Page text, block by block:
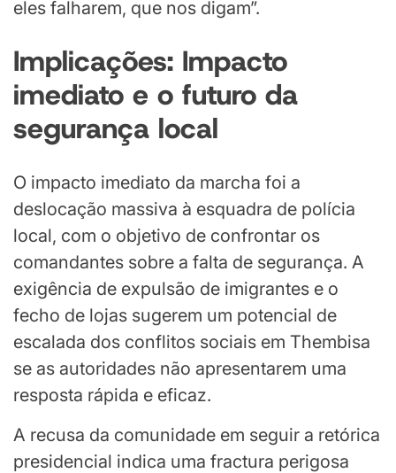
eles falharem, que nos digam”.
Implicações: Impacto
imediato e o futuro da
segurança local
O impacto imediato da marcha foi a
deslocação massiva à esquadra de polícia
local, com o objetivo de confrontar os
comandantes sobre a falta de segurança. A
exigência de expulsão de imigrantes e o
fecho de lojas sugerem um potencial de
escalada dos conflitos sociais em Thembisa
se as autoridades não apresentarem uma
resposta rápida e eficaz.
A recusa da comunidade em seguir a retórica
presidencial indica uma fractura perigosa